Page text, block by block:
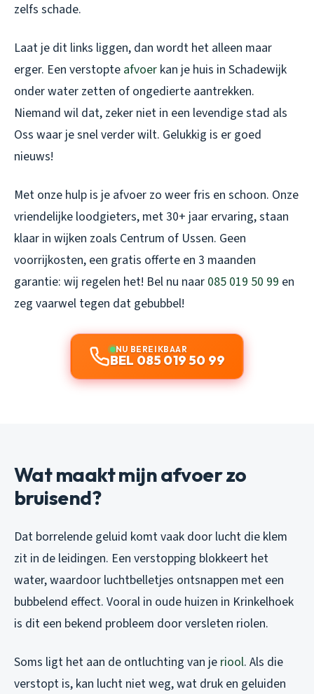
zelfs schade.
Laat je dit links liggen, dan wordt het alleen maar
erger. Een verstopte afvoer kan je huis in Schadewijk
onder water zetten of ongedierte aantrekken.
Niemand wil dat, zeker niet in een levendige stad als
Oss waar je snel verder wilt. Gelukkig is er goed
nieuws!
Met onze hulp is je afvoer zo weer fris en schoon. Onze
vriendelijke loodgieters, met 30+ jaar ervaring, staan
klaar in wijken zoals Centrum of Ussen. Geen
voorrijkosten, een gratis offerte en 3 maanden
garantie: wij regelen het! Bel nu naar 085 019 50 99 en
zeg vaarwel tegen dat gebubbel!
NU BEREIKBAAR
BEL 085 019 50 99
Wat maakt mijn afvoer zo
bruisend?
Dat borrelende geluid komt vaak door lucht die klem
zit in de leidingen. Een verstopping blokkeert het
water, waardoor luchtbelletjes ontsnappen met een
bubbelend effect. Vooral in oude huizen in Krinkelhoek
is dit een bekend probleem door versleten riolen.
Soms ligt het aan de ontluchting van je riool. Als die
verstopt is, kan lucht niet weg, wat druk en geluiden